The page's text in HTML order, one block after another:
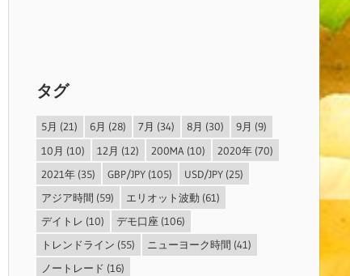
タグ
5月 (21) 6月 (28) 7月 (34) 8月 (30) 9月 (9)
10月 (10) 12月 (12) 200MA (10) 2020年 (70)
2021年 (35) GBP/JPY (105) USD/JPY (25)
アジア時間 (59) エリオット波動 (61)
デイトレ (10) デモ口座 (106)
トレンドライン (55) ニューヨーク時間 (41)
ノートレード (16)